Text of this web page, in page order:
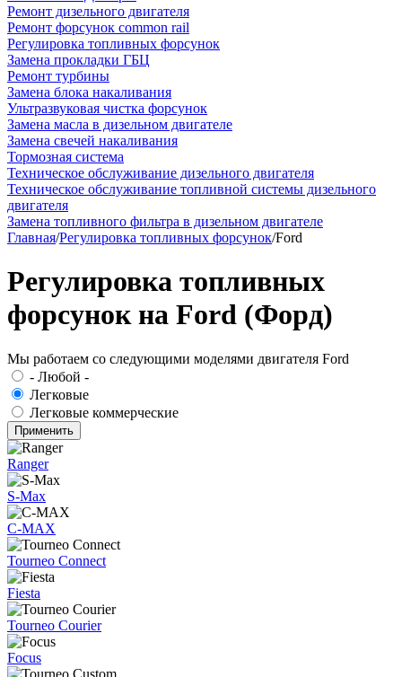
Ремонт дизельного двигателя
Ремонт форсунок common rail
Регулировка топливных форсунок
Замена прокладки ГБЦ
Ремонт турбины
Замена блока накаливания
Ультразвуковая чистка форсунок
Замена масла в дизельном двигателе
Замена свечей накаливания
Тормозная система
Техническое обслуживание дизельного двигателя
Техническое обслуживание топливной системы дизельного
двигателя
Замена топливного фильтра в дизельном двигателе
Главная/Регулировка топливных форсунок/Ford
Регулировка топливных
форсунок на Ford (Форд)
Мы работаем со следующими моделями двигателя Ford
- Любой -
Легковые
Легковые коммерческие
Ranger
S-Max
C-MAX
Tourneo Connect
Fiesta
Tourneo Courier
Focus